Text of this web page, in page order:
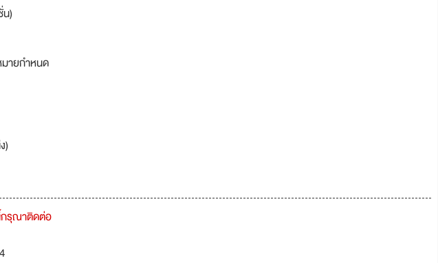
น)
ายกำหนด
)
กรุณาติดต่อ